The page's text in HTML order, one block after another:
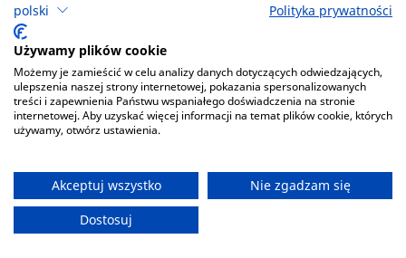
polski Polityka prywatności
Używamy plików cookie
Możemy je zamieścić w celu analizy danych dotyczących odwiedzających,
ulepszenia naszej strony internetowej, pokazania spersonalizowanych
treści i zapewnienia Państwu wspaniałego doświadczenia na stronie
internetowej. Aby uzyskać więcej informacji na temat plików cookie, których
używamy, otwórz ustawienia.
Akceptuj wszystko
Nie zgadzam się
Dostosuj
sposób i w jakim zakresie zostało użyte oraz jaki miało
W publikacjach nie należy wykorzystywać materiałów
graficznych i filmów wytworzonych lub
modyfikowanych przez GSI, chyba że stanowią
przedmiot badań danej pracy.
Przy zgłoszeniu manuskryptu autorzy zobowiązani są
do przesłania stosownego oświadczenia dotyczącego
wspomaganych GSI, w tym chatbotów, dużych modeli
językowych (LLM) czy kreatorów obrazów wraz ze
szczegółowym opisem celu, zakresu i sposobu ich
użycia.